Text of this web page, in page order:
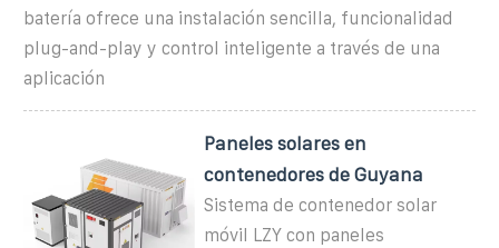
batería ofrece una instalación sencilla, funcionalidad
plug-and-play y control inteligente a través de una
aplicación
Paneles solares en
contenedores de Guyana
Sistema de contenedor solar
móvil LZY con paneles